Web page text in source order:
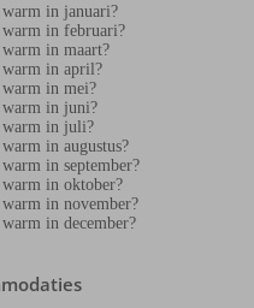
warm in januari?
warm in februari?
in maart?
warm in april?
in mei?
warm in juni?
warm in juli?
in augustus?
in september?
in oktober?
in november?
in december?